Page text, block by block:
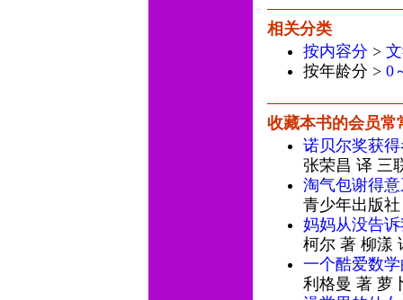
相关分类
按内容分 >
按年龄分 > 0
收藏本书的会员常
诺贝尔奖获
张荣昌 译 三
淘气包谢得
青少年出版
妈妈从没告
柯尔 著 柳漾
一个酷爱数
利格曼 著 萝